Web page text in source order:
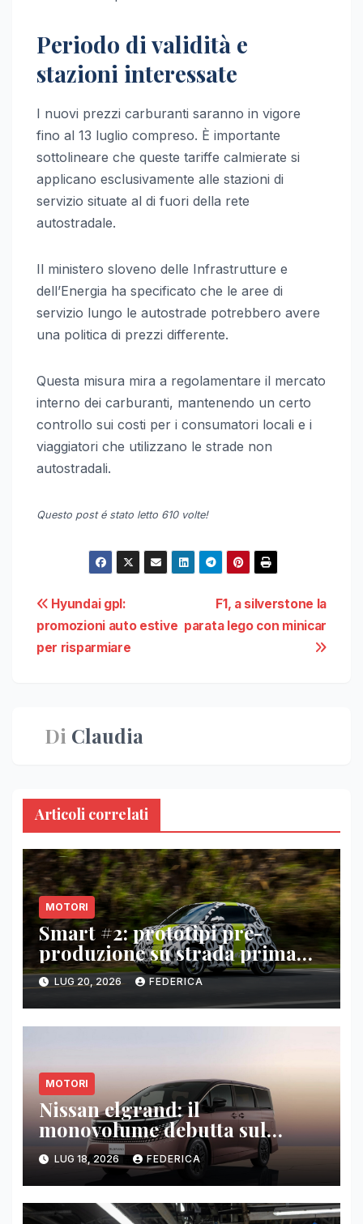
Periodo di validità e
stazioni interessate
I nuovi prezzi carburanti saranno in vigore
fino al 13 luglio compreso. È importante
sottolineare che queste tariffe calmierate si
applicano esclusivamente alle stazioni di
servizio situate al di fuori della rete
autostradale.
Il ministero sloveno delle Infrastrutture e
dell’Energia ha specificato che le aree di
servizio lungo le autostrade potrebbero avere
una politica di prezzi differente.
Questa misura mira a regolamentare il mercato
interno dei carburanti, mantenendo un certo
controllo sui costi per i consumatori locali e i
viaggiatori che utilizzano le strade non
autostradali.
Questo post é stato letto 610 volte!
Navigazione
articoli
F1, a silverstone la
parata lego con minicar
Hyundai gpl:
promozioni auto estive
per risparmiare
Di Claudia
Articoli correlati
MOTORI
Smart #2: prototipi pre-
produzione su strada prima
del paris motor show 2026
LUG 20, 2026 FEDERICA
MOTORI
Nissan elgrand: il
monovolume debutta sul
mercato giapponese
LUG 18, 2026 FEDERICA